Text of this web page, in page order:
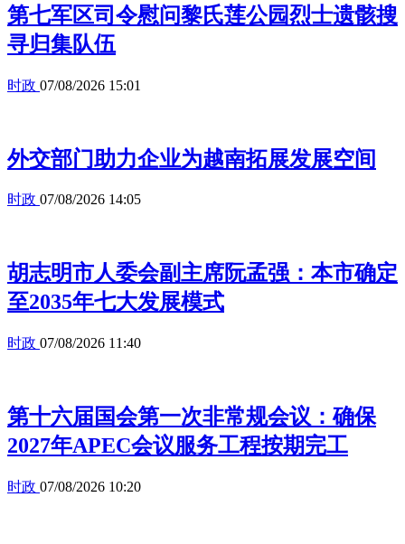
第七军区司令慰问黎氏莲公园烈士遗骸搜
寻归集队伍
时政 07/08/2026 15:01
外交部门助力企业为越南拓展发展空间
时政 07/08/2026 14:05
胡志明市人委会副主席阮孟强：本市确定
至2035年七大发展模式
时政 07/08/2026 11:40
第十六届国会第一次非常规会议：确保
2027年APEC会议服务工程按期完工
时政 07/08/2026 10:20